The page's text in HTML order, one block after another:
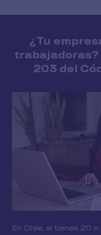
¿Tu
trabajadoras?
203 del
En Chile, si tienes 20